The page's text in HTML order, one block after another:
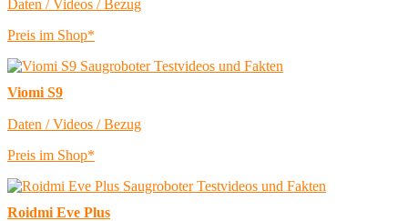
Daten / Videos / Bezug
Preis im Shop*
Viomi S9
Daten / Videos / Bezug
Preis im Shop*
Roidmi Eve Plus